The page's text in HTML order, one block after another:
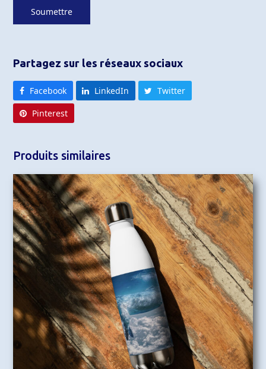
Partagez sur les réseaux sociaux
Facebook LinkedIn
Twitter
Pinterest
Produits similaires